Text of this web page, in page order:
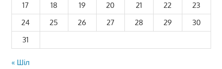
17
18 19 20 21 22
23
24
25 26 27 28 29
30
31
« Шіл